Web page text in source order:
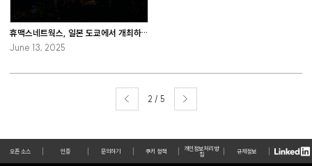
휴맥스네트웍스, 일본 도쿄에서 개최하는 Cable Tech Show 2025에 참가
June 13, 2025
2 / 5
오픈 소스 인증 문의하기 쿠키 정책
개인정보처리 방
침
규제정보